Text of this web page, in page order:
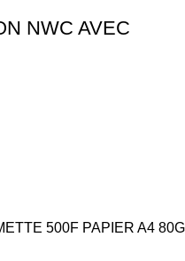
NWC AVEC